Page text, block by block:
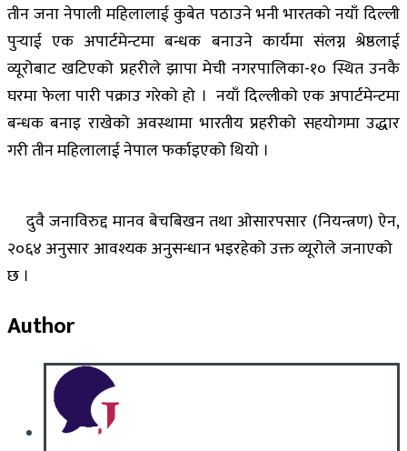
तीन जना नेपाली महिलालाई कुबेत पठाउने भनी भारतको नयाँ दिल्ली
पुर्‍याई एक अपार्टमेन्टमा बन्धक बनाउने कार्यमा संलग्न श्रेष्ठलाई
व्यूरोबाट खटिएको प्रहरीले झापा मेची नगरपालिका-१० स्थित उनकै
घरमा फेला पारी पक्राउ गरेको हो । नयाँ दिल्लीको एक अपार्टमेन्टमा
बन्धक बनाइ राखेको अवस्थामा भारतीय प्रहरीको सहयोगमा उद्धार
गरी तीन महिलालाई नेपाल फर्काइएको थियो ।
दुवै जनाविरुद्द मानव बेचबिखन तथा ओसारपसार (नियन्त्रण) ऐन,
२०६४ अनुसार आवश्यक अनुसन्धान भइरहेको उक्त व्यूरोले जनाएको
छ ।
Author